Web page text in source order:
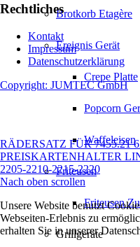
Brotkorb Etagère
Ereignis Gerät
Crepe Platte
Popcorn
Waffeleisen
Friteusen
Friteusen
Grillgeräte
Rechtliches
Kontakt
Impressum
Datenschutzerklärung
Copyright: JUMTEC GmbH
RÄDERSATZ FÜR 7455.21
PREISKARTENHALTER
2205-2210-2215-2220
Nach oben scrollen
Unsere Website benutzt
Webseiten-Erlebnis zu
erhalten Sie in unserer